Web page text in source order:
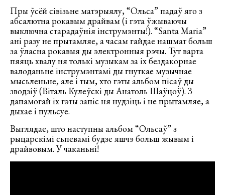
Пры ўсёй сівізьне матэрыялу, “Ольса” падаў яго з
абсалютна рокавым драйвам (і гэта ўжываючы
выключна старадаўнія інструмэнты!). “Santa Maria”
ані разу не прытамляе, а часам гайдае нашмат больш
за ўласна рокавыя ды электронныя рэчы. Тут варта
пяяць хвалу ня толькі музыкам за іх бездакорнае
валоданьне інструмэнтамі ды гнуткае музычнае
мысьленьне, але і тым, хто гэты альбом пісаў ды
зводзіў (Віталь Кулеўскі ды Анатоль Шаўцоў). З
дапамогай іх гэты запіс ня нудзіць і не прытамляе, а
дыхае і пульсуе.
Выглядае, што наступны альбом “Ольсаў” з
рыцарскімі сьпевамі будзе яшчэ больш жывым і
драйвовым. У чаканьні!